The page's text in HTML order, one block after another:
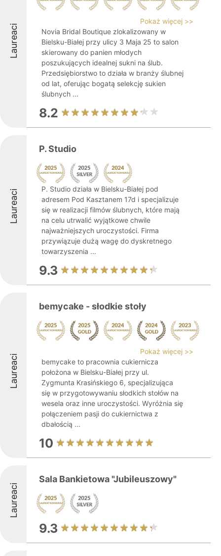
Laureaci
Pokaż więcej >>
Novia Bridal Boutique zlokalizowany w
Bielsku-Białej przy ulicy 3 Maja 25 to salon
skierowany do panien młodych
poszukujących idealnej sukni na ślub.
Przedsiębiorstwo to działa w branży ślubnej
od lat, oferując bogatą selekcję sukien
ślubnych ...
8.2
Laureaci
P. Studio
P. Studio działa w Bielsku-Białej pod
adresem Pod Kasztanem 17d i specjalizuje
się w realizacji filmów ślubnych, które mają
na celu utrwalić wyjątkowe chwile
najważniejszych uroczystości. Firma
przywiązuje dużą wagę do dyskretnego
towarzyszenia ...
9.3
Laureaci
bemycake - słodkie stoły
Pokaż więcej >>
bemycake to pracownia cukiernicza
położona w Bielsku-Białej przy ul.
Zygmunta Krasińskiego 6, specjalizująca
się w przygotowywaniu słodkich stołów na
wesela oraz inne uroczystości. Wyróżnia się
połączeniem pasji do cukiernictwa z
dbałością ...
10
Laureaci
Sala Bankietowa "Jubileuszowy"
9.3